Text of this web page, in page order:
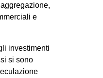
e
investimenti
si sono